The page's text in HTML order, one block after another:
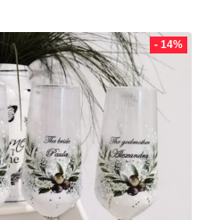
fost:
65.00 lei.
55.00 lei.
- 14%